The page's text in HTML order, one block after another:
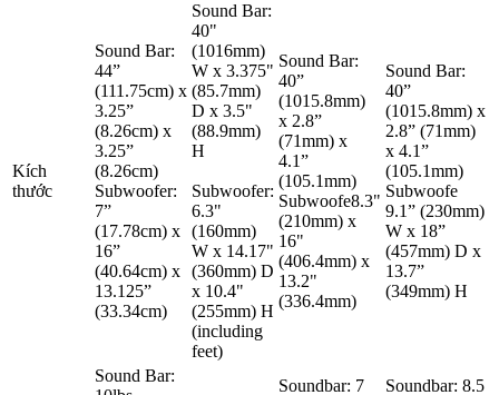
Kích
thước
Sound Bar:
44”
(111.75cm) x
3.25”
(8.26cm) x
3.25”
(8.26cm)
Subwoofer:
7”
(17.78cm) x
16”
(40.64cm) x
13.125”
(33.34cm)
Sound Bar:
40"
(1016mm)
W x 3.375"
(85.7mm)
D x 3.5"
(88.9mm)
H
Subwoofer:
6.3"
(160mm)
W x 14.17"
(360mm) D
x 10.4"
(255mm) H
(including
feet)
Sound Bar:
40”
(1015.8mm)
x 2.8”
(71mm) x
4.1”
(105.1mm)
Subwoofe8.3"
(210mm) x
16"
(406.4mm) x
13.2"
(336.4mm)
Sound Bar:
40”
(1015.8mm) x
2.8” (71mm)
x 4.1”
(105.1mm)
Subwoofe
9.1” (230mm)
W x 18”
(457mm) D x
13.7”
(349mm) H
Sound Bar:
Soundbar: 7
Soundbar: 8.5